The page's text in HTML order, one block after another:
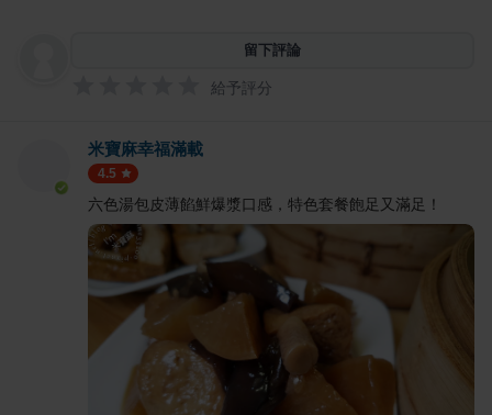
留下評論
給予評分
米寶麻幸福滿載
4.5
六色湯包皮薄餡鮮爆漿口感，特色套餐飽足又滿足！